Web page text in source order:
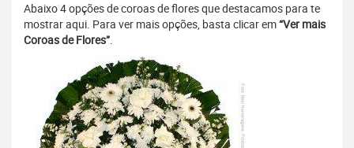
Abaixo 4 opções de coroas de flores que destacamos para te
mostrar aqui. Para ver mais opções, basta clicar em“Ver mais
Coroas de Flores”.